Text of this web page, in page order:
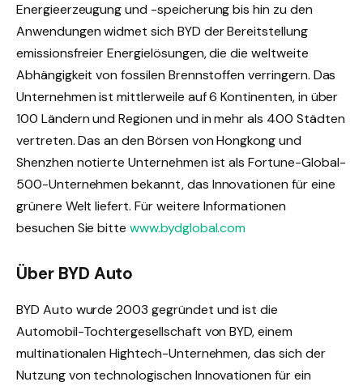
Energieerzeugung und -speicherung bis hin zu den
Anwendungen widmet sich BYD der Bereitstellung
emissionsfreier Energielösungen, die die weltweite
Abhängigkeit von fossilen Brennstoffen verringern. Das
Unternehmen ist mittlerweile auf 6 Kontinenten, in über
100 Ländern und Regionen und in mehr als 400 Städten
vertreten. Das an den Börsen von Hongkong und
Shenzhen notierte Unternehmen ist als Fortune-Global-
500-Unternehmen bekannt, das Innovationen für eine
grünere Welt liefert. Für weitere Informationen
besuchen Sie bittewww.bydglobal.com
Über BYD Auto
BYD Auto wurde 2003 gegründet und ist die
Automobil-Tochtergesellschaft von BYD, einem
multinationalen Hightech-Unternehmen, das sich der
Nutzung von technologischen Innovationen für ein